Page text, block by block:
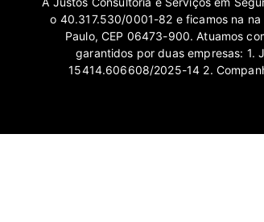
o 40.317.530/0001-82 e ficamos na
Paulo, CEP 06473-900. Atuamos
garantidos por duas empresas: 1.
15414.606608/2025-14 2.